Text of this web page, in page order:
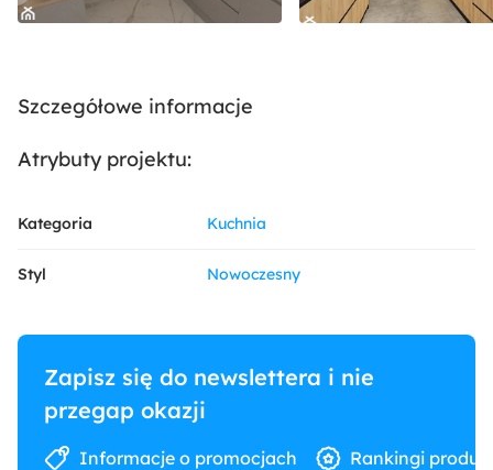
Szczegółowe informacje
Atrybuty projektu:
Kategoria Kuchnia
Styl Nowoczesny
Zapisz się do newslettera i nie
przegap okazji
Informacje o promocjach Rankingi